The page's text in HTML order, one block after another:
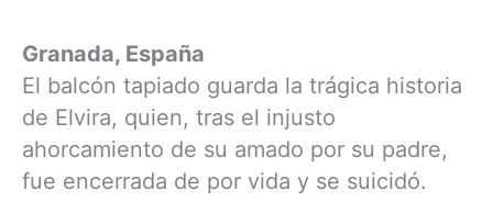
Granada, España
El balcón tapiado guarda la trágica historia
de Elvira, quien, tras el injusto
ahorcamiento de su amado por su padre,
fue encerrada de por vida y se suicidó.